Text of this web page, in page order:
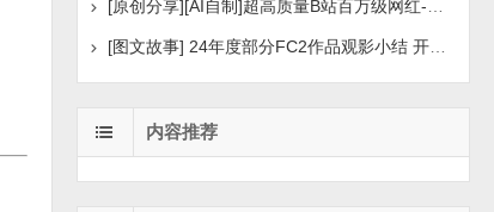
[图文故事] 24年度部分FC2作品观影小结 开年王炸后续
内容推荐